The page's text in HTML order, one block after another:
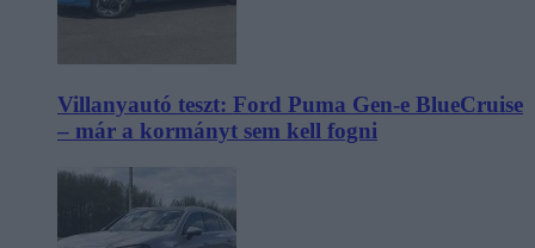
Villanyautó teszt: Ford Puma Gen-e BlueCruise
– már a kormányt sem kell fogni